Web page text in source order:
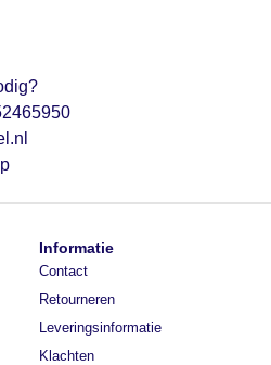
Informatie
Contact
Retourneren
Leveringsinformatie
Klachten